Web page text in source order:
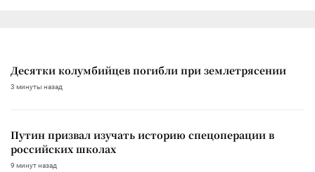
Десятки колумбийцев погибли при землетрясении
3 минуты назад
Путин призвал изучать историю спецоперации в
российских школах
9 минут назад